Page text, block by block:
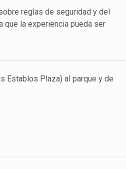
reglas de seguridad y del
que la experiencia pueda ser
Establos Plaza) al parque y de